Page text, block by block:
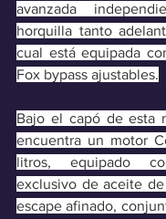
avanzada
horquilla tanto
cual está equipada
Fox bypass ajustables.
Bajo el capó de esta
encuentra un motor
litros, equipado
exclusivo de aceite
escape afinado,